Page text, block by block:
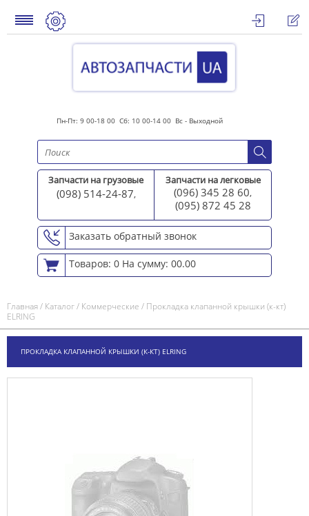
Пн-Пт: 9 00-18 00 Сб: 10 00-14 00 Вс - Выходной
Запчасти на грузовые
(098) 514-24-87,
Запчасти на легковые
(096) 345 28 60,
(095) 872 45 28
Заказать обратный звонок
Товаров: 0 На сумму: 00.00
Главная/ Каталог/ Коммерческие / Прокладка клапанной крышки (к-кт)
ELRING
ПРОКЛАДКА КЛАПАННОЙ КРЫШКИ (К-КТ) ELRING